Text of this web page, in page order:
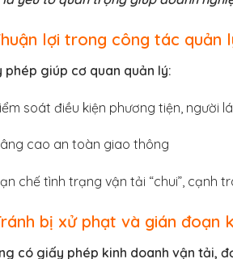
lợi trong công tác quản
phép giúp cơ quan quản lý:
soát điều kiện phương tiện, người
cao an toàn giao thông
chế tình trạng vận tải “chui”, cạnh
bị xử phạt và gián đoạn
có giấy phép kinh doanh vận tải,